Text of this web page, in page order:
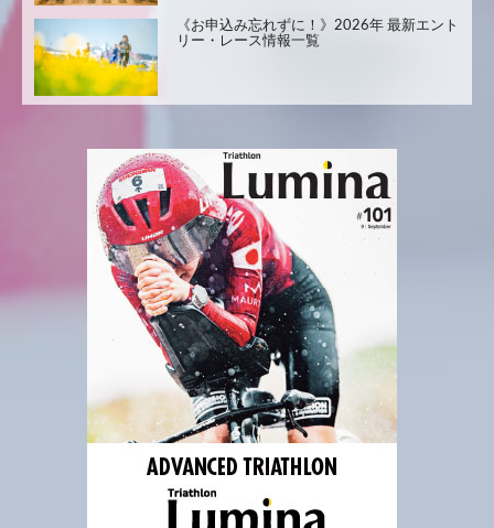
《お申込み忘れずに！》2026年 最新エント
リー・レース情報一覧